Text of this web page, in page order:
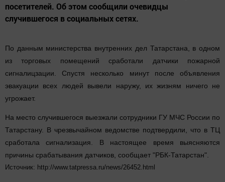
посетителей. Об этом сообщили очевидцы
случившегося в социальных сетях.
По данным министерства внутренних дел Татарстана, в одном
из торговых помещений сработали датчики пожарной
сигналицзации. Спустя несколько минут после объявления
эвакуации всех людей вывели наружу, их жизням ничего не
угрожает.
На место случившегося выезжали сотрудники ГУ МЧС России по
Татарстану. В чрезвычайном ведомстве подтвердили, что в ТЦ
сработала сигнализация. В настоящее время выясняются
причины срабатывания датчиков, сообщает "РБК-Татарстан".
Источник: http://www.tatpressa.ru/news/26452.html